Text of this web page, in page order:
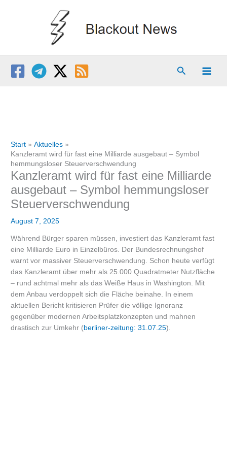
Suchen
Start
Aktuelles
Kanzleramt wird für fast eine Milliarde ausgebaut – Symbol
hemmungsloser Steuerverschwendung
Kanzleramt wird für fast eine Milliarde
ausgebaut – Symbol hemmungsloser
Steuerverschwendung
August 7, 2025
Während Bürger sparen müssen, investiert das Kanzleramt fast
eine Milliarde Euro in Einzelbüros. Der Bundesrechnungshof
warnt vor massiver Steuerverschwendung. Schon heute verfügt
das Kanzleramt über mehr als 25.000 Quadratmeter Nutzfläche
– rund achtmal mehr als das Weiße Haus in Washington. Mit
dem Anbau verdoppelt sich die Fläche beinahe. In einem
aktuellen Bericht kritisieren Prüfer die völlige Ignoranz
gegenüber modernen Arbeitsplatzkonzepten und mahnen
drastisch zur Umkehr (berliner-zeitung: 31.07.25).